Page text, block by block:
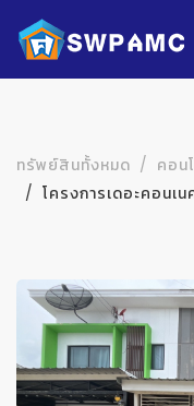
ทรัพย์สินทั้งหมด คอน
โครงการเดอะคอนเ